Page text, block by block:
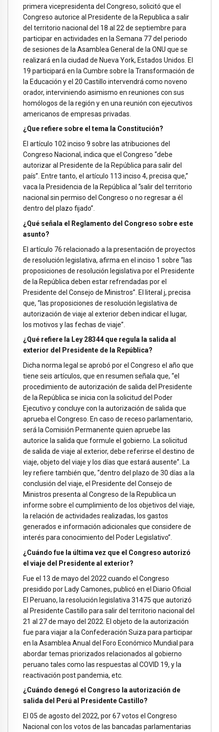
primera vicepresidenta del Congreso, solicitó que el
Congreso autorice al Presidente de la Republica a salir
del territorio nacional del 18 al 22 de septiembre para
participar en actividades en la Semana 77 del periodo
de sesiones de la Asamblea General de la ONU que se
realizará en la ciudad de Nueva York, Estados Unidos. El
19 participará en la Cumbre sobre la Transformación de
la Educación y el 20 Castillo intervendrá como noveno
orador, interviniendo asimismo en reuniones con sus
homólogos de la región y en una reunión con ejecutivos
americanos de empresas privadas.
¿Que refiere sobre el tema la Constitución?
El artículo 102 inciso 9 sobre las atribuciones del
Congreso Nacional, indica que el Congreso “debe
autorizar al Presidente de la República para salir del
país”. Entre tanto, el artículo 113 inciso 4, precisa que,”
vaca la Presidencia de la República al “salir del territorio
nacional sin permiso del Congreso o no regresar a él
dentro del plazo fijado”.
¿Qué señala el Reglamento del Congreso sobre este
asunto?
El artículo 76 relacionado a la presentación de proyectos
de resolución legislativa, afirma en el inciso 1 sobre “las
proposiciones de resolución legislativa por el Presidente
de la República deben estar refrendadas por el
Presidente del Consejo de Ministros”. El literal j, precisa
que, “las proposiciones de resolución legislativa de
autorización de viaje al exterior deben indicar el lugar,
los motivos y las fechas de viaje”.
¿Qué refiere la Ley 28344 que regula la salida al
exterior del Presidente de la República?
Dicha norma legal se aprobó por el Congreso el año que
tiene seis artículos, que en resumen señala que, “el
procedimiento de autorización de salida del Presidente
de la República se inicia con la solicitud del Poder
Ejecutivo y concluye con la autorización de salida que
aprueba el Congreso. En caso de receso parlamentario,
será la Comisión Permanente quien apruebe las
autorice la salida que formule el gobierno. La solicitud
de salida de viaje al exterior, debe referirse el destino de
viaje, objeto del viaje y los días que estará ausente”. La
ley refiere también que, “dentro del plazo de 30 días a la
conclusión del viaje, el Presidente del Consejo de
Ministros presenta al Congreso de la Republica un
informe sobre el cumplimiento de los objetivos del viaje,
la relación de actividades realizadas, los gastos
generados e información adicionales que considere de
interés para conocimiento del Poder Legislativo”.
¿Cuándo fue la última vez que el Congreso autorizó
el viaje del Presidente al exterior?
Fue el 13 de mayo del 2022 cuando el Congreso
presidido por Lady Camones, publicó en el Diario Oficial
El Peruano, la resolución legislativa 31475 que autorizó
al Presidente Castillo para salir del territorio nacional del
21 al 27 de mayo del 2022. El objeto de la autorización
fue para viajar a la Confederación Suiza para participar
en la Asamblea Anual del Foro Económico Mundial para
abordar temas priorizados relacionados al gobierno
peruano tales como las respuestas al COVID 19, y la
reactivación post pandemia, etc.
¿Cuándo denegó el Congreso la autorización de
salida del Perú al Presidente Castillo?
El 05 de agosto del 2022, por 67 votos el Congreso
Nacional con los votos de las bancadas parlamentarias